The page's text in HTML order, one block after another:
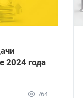
2024 года
764